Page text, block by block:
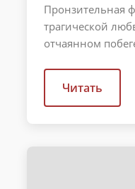
Пронзительная
трагической
отчаянном
Читать